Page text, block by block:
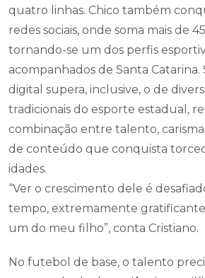
quatro linhas. Chico também
redes sociais, onde soma mais de
tornando-se um dos perfis
acompanhados de Santa Catarina.
digital supera, inclusive, o de
tradicionais do esporte estadual,
combinação entre talento,
de conteúdo que conquista
idades.
“Ver o crescimento dele é
tempo, extremamente
um do meu filho”, conta Cristiano.
No futebol de base, o talento